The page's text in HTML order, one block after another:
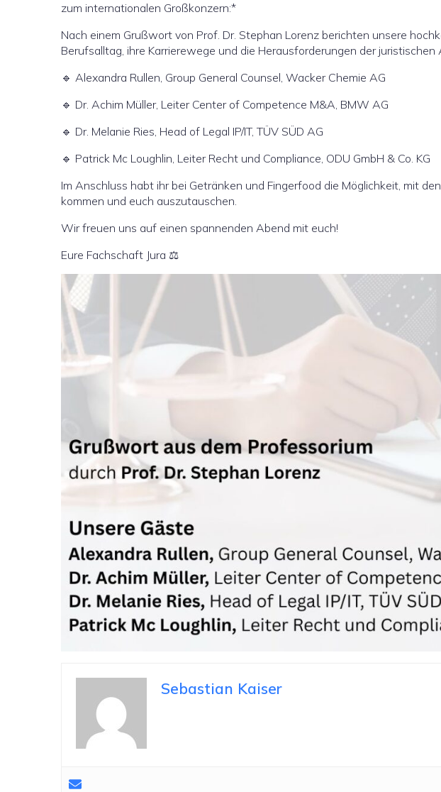
zum internationalen Großkonzern:*
Nach einem Grußwort von Prof. Dr. Stephan Lorenz berichten unsere
Berufsalltag, ihre Karrierewege und die Herausforderungen der juristischen
🔹 Alexandra Rullen, Group General Counsel, Wacker Chemie AG
🔹 Dr. Achim Müller, Leiter Center of Competence M&A, BMW AG
🔹 Dr. Melanie Ries, Head of Legal IP/IT, TÜV SÜD AG
🔹 Patrick Mc Loughlin, Leiter Recht und Compliance, ODU GmbH & Co. KG
Im Anschluss habt ihr bei Getränken und Fingerfood die Möglichkeit, mit
kommen und euch auszutauschen.
Wir freuen uns auf einen spannenden Abend mit euch!
Eure Fachschaft Jura ⚖️
Sebastian Kaiser